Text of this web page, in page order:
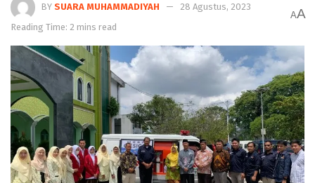
BY SUARA MUHAMMADIYAH
28 Agustus, 2023
Reading Time: 2 mins read
AA